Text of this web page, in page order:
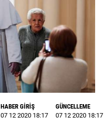
HABER GİRİŞ
07 12 2020 18:17
GÜNCELLEME
07 12 2020 18:17